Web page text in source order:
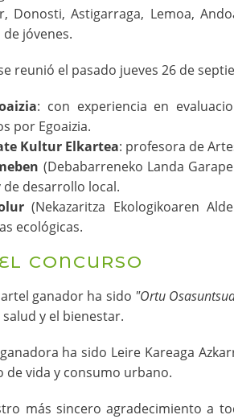
Donosti, Astigarraga, Lemoa,
jóvenes.
reunió el pasado jueves 26 de
: con experiencia en
por Egoaizia.
Kultur Elkartea: profesora de
(Debabarreneko Landa
desarrollo local.
(Nekazaritza Ekologikoaren
ecológicas.
CONCURSO
ganador ha sido "Ortu
y el bienestar.
ha sido Leire Kareaga
de vida y consumo urbano.
más sincero agradecimiento a